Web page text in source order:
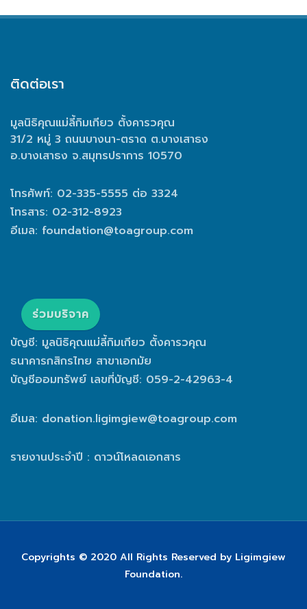
ติดต่อเรา
มูลนิธิคุณแม่ลี้กิมเกียว ตั้งคารวคุณ
31/2 หมู่ 3 ถนนบางนา-ตราด ต.บางเสาธง
อ.บางเสาธง จ.สมุทรปราการ 10570
โทรศัพท์: 02-335-5555 ต่อ 3324
โทรสาร: 02-312-8923
อีเมล: foundation@toagroup.com
ร่วมบริจาค
บัญชี: มูลนิธิคุณแม่ลี้กิมเกียว ตั้งคารวคุณ
ธนาคารกสิกรไทย สาขาเอกมัย
บัญชีออมทรัพย์ เลขที่บัญชี: 059-2-42963-4
อีเมล: donation.ligimgiew@toagroup.com
รายงานประจำปี : ดาวน์โหลดเอกสาร
Copyrights © 2020 All Rights Reserved by Ligimgiew
Foundation.